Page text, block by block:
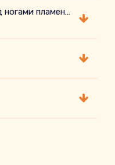
Хрупкая проталина под ногами пламенно